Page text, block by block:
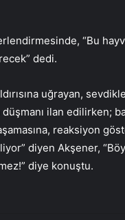
“Bu
dedi.
uğrayan,
ilan edilirken;
reaksiyon
diyen Akşener,
diye konuştu.